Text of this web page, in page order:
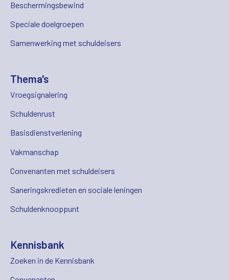
Beschermingsbewind
Speciale doelgroepen
Samenwerking met schuldeisers
Thema's
Vroegsignalering
Schuldenrust
Basisdienstverlening
Vakmanschap
Convenanten met schuldeisers
Saneringskredieten en sociale leningen
Schuldenknooppunt
Kennisbank
Zoeken in de Kennisbank